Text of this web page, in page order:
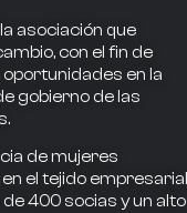
asociación que
, con el fin de
en la
gobierno de las
de mujeres
en el tejido empresarial
de400 socias y un alto